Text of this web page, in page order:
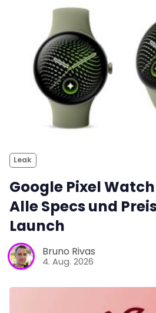
Leak
Google Pixel
Alle Specs und
Launch
Bruno Rivas
4. Aug. 2026